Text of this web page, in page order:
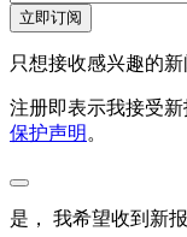
立即订阅
只想接收感兴趣的
注册即表示我接受
保护声明 。
是， 我希望收到新